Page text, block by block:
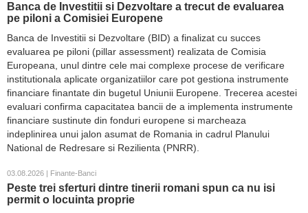
Banca de Investitii si Dezvoltare a trecut de evaluarea
pe piloni a Comisiei Europene
Banca de Investitii si Dezvoltare (BID) a finalizat cu succes
evaluarea pe piloni (pillar assessment) realizata de Comisia
Europeana, unul dintre cele mai complexe procese de verificare
institutionala aplicate organizatiilor care pot gestiona instrumente
financiare finantate din bugetul Uniunii Europene. Trecerea acestei
evaluari confirma capacitatea bancii de a implementa instrumente
financiare sustinute din fonduri europene si marcheaza
indeplinirea unui jalon asumat de Romania in cadrul Planului
National de Redresare si Rezilienta (PNRR).
03.08.2026 | Finante-Banci
Peste trei sferturi dintre tinerii romani spun ca nu isi
permit o locuinta proprie